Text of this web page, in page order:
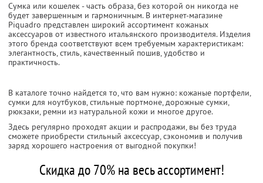
Сумка или кошелек - часть образа, без которой он никогда не
будет завершенным и гармоничным. В интернет-магазине
Piquadro представлен широкий ассортимент кожаных
аксессуаров от известного итальянского производителя. Изделия
этого бренда соответствуют всем требуемым характеристикам:
элегантность, стиль, качественный пошив, удобство и
практичность.
В каталоге точно найдется то, что вам нужно: кожаные портфели,
сумки для ноутбуков, стильные портмоне, дорожные сумки,
рюкзаки, ремни из натуральной кожи и многое другое.
Здесь регулярно проходят акции и распродажи, вы без труда
сможете приобрести стильный аксессуар, сэкономив и получив
заряд хорошего настроения от выгодной покупки!
Скидка до 70% на весь ассортимент!